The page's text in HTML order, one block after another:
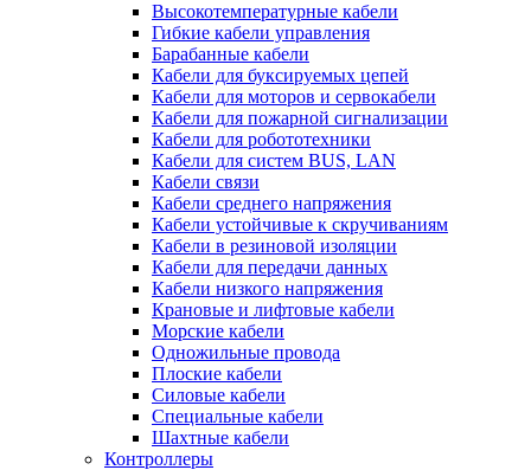
Высокотемпературные кабели
Гибкие кабели управления
Барабанные кабели
Кабели для буксируемых цепей
Кабели для моторов и сервокабели
Кабели для пожарной сигнализации
Кабели для робототехники
Кабели для систем BUS, LAN
Кабели связи
Кабели среднего напряжения
Кабели устойчивые к скручиваниям
Кабели в резиновой изоляции
Кабели для передачи данных
Кабели низкого напряжения
Крановые и лифтовые кабели
Морские кабели
Одножильные провода
Плоские кабели
Силовые кабели
Специальные кабели
Шахтные кабели
Контроллеры